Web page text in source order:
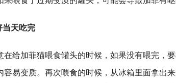
天吃完
加菲猫喂食罐头的时候，如果没有喂完，要
容易变质。再次喂食的时候，从冰箱里面拿出